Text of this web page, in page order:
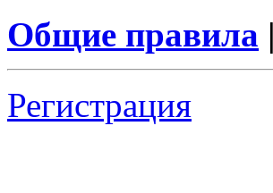
Общие правила |
Регистрация